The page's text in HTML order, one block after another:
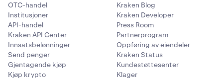
OTC-handel
Institusjoner
API-handel
Kraken API Center
Innsatsbelønninger
Send penger
Gjentagende kjøp
Kjøp krypto
Kraken Blog
Kraken Developer
Press Room
Partnerprogram
Oppføring av eiendeler
Kraken Status
Kundestøttesenter
Klager